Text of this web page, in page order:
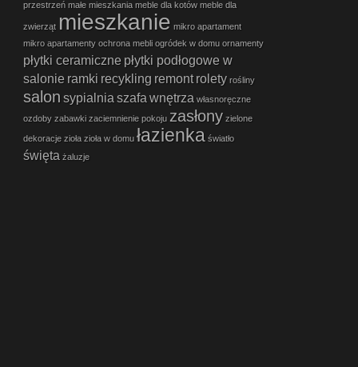
przestrzeń małe mieszkania meble dla kotów meble dla
zwierząt mieszkanie mikro apartament
mikro apartamenty ochrona mebli ogródek w domu ornamenty
płytki ceramiczne płytki podłogowe w
salonie ramki recykling remont rolety rośliny
salon sypialnia szafa wnętrza własnoręczne
ozdoby zabawki zaciemnienie pokoju zasłony zielone
dekoracje zioła zioła w domu łazienka światło
święta żaluzje